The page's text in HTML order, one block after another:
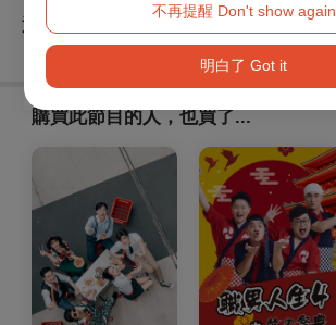
不再提醒 Don't show again
明白了 Got it
退換須知
購買此節目的人，也買了...